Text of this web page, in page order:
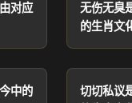
对应
无伤无臭
的生肖文
中的
切切私议